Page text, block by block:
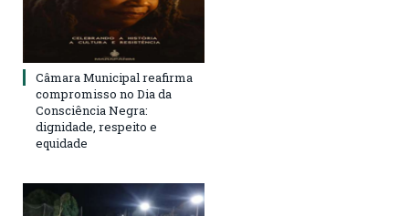
Câmara Municipal reafirma
compromisso no Dia da
Consciência Negra:
dignidade, respeito e
equidade